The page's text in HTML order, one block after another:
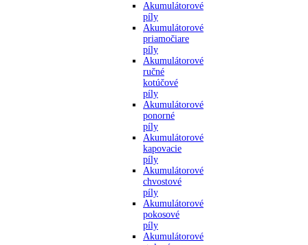
Akumulátorové
píly
Akumulátorové
priamočiare
píly
Akumulátorové
ručné
kotúčové
píly
Akumulátorové
ponorné
píly
Akumulátorové
kapovacie
píly
Akumulátorové
chvostové
píly
Akumulátorové
pokosové
píly
Akumulátorové